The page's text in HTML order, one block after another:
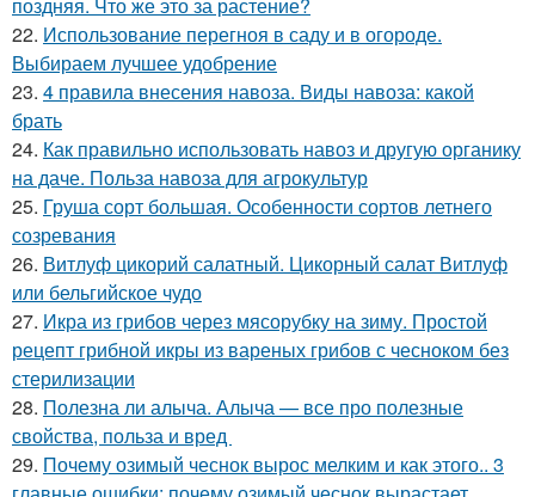
22. Использование перегноя в саду и в огороде.
Выбираем лучшее удобрение
23. 4 правила внесения навоза. Виды навоза: какой
брать
24. Как правильно использовать навоз и другую органику
на даче. Польза навоза для агрокультур
25. Груша сорт большая. Особенности сортов летнего
созревания
26. Витлуф цикорий салатный. Цикорный салат Витлуф
или бельгийское чудо
27. Икра из грибов через мясорубку на зиму. Простой
рецепт грибной икры из вареных грибов с чесноком без
стерилизации
28. Полезна ли алыча. Алыча — все про полезные
свойства, польза и вред
29. Почему озимый чеснок вырос мелким и как этого.. 3